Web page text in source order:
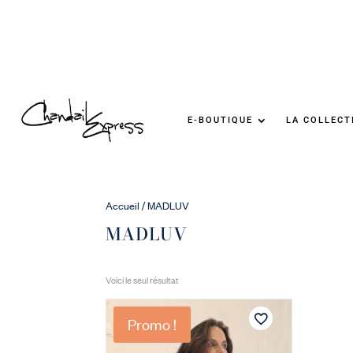
E-BOUTIQUE LA
Accueil / MADLUV
MADLUV
Voici le seul résultat
Promo !